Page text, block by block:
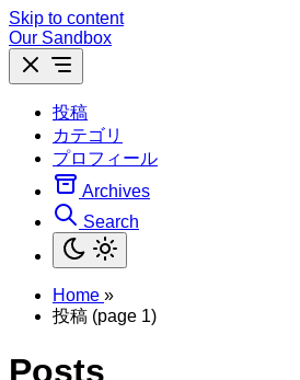
Skip to content
Our Sandbox
投稿
カテゴリ
プロフィール
Archives
Search
Home »
投稿 (page 1)
Posts